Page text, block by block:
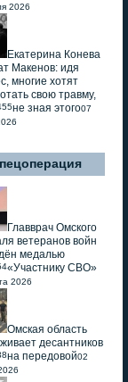
2026
Екатерина Конева
Макенов: идя
многие хотят
свою травму,
не зная этого07
Главврач Омского
ветеранов войн
медалью
«Участнику СВО»
2026
Омская область
десантников
на передовой02